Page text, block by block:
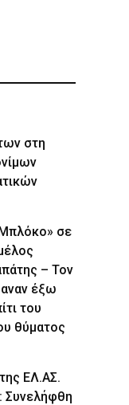
στη
σε
– Τον
έξω
του
θύματος
ΕΛ.ΑΣ.
Συνελήφθη